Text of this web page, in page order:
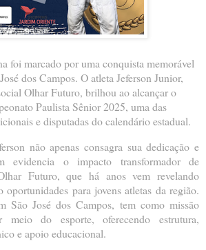
foi marcado por uma conquista memorável
dos Campos. O atleta Jeferson Junior,
Olhar Futuro, brilhou ao alcançar o
Paulista Sênior 2025, uma das
e disputadas do calendário estadual.
não apenas consagra sua dedicação e
evidencia o impacto transformador de
Futuro, que há anos vem revelando
oportunidades para jovens atletas da região.
São José dos Campos, tem como missão
meio do esporte, oferecendo estrutura,
e apoio educacional.